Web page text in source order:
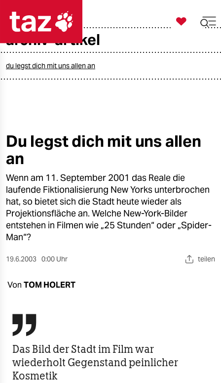
taz zahl ich
öko
gesellschaft
kultur
sport
berlin
nord
verlag
veranstaltungen
shop
fragen & hilfe

taz zahl ich
archiv-artikel
du legst dich mit uns allen an
Du legst dich mit uns allen
an
Wenn am 11. September 2001 das Reale die
laufende Fiktionalisierung New Yorks unterbrochen
hat, so bietet sich die Stadt heute wieder als
Projektionsfläche an. Welche New-York-Bilder
entstehen in Filmen wie „25 Stunden“ oder „Spider-
Man“?
19.6.2003 0:00 Uhr teilen
Von TOM HOLERT

Das Bild der Stadt im Film war
wiederholt Gegenstand peinlicher
Kosmetik